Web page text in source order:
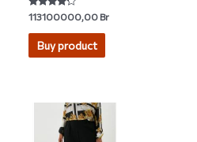
Rated
4.00
out of 5
113100000,00Br
Buy product